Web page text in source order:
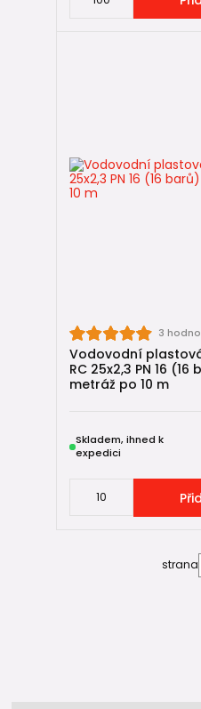
3
Vodovodní plastová
RC 25x2,3 PN 16 (16
metráž po 10 m
Skladem, ihned k
expedici
strana